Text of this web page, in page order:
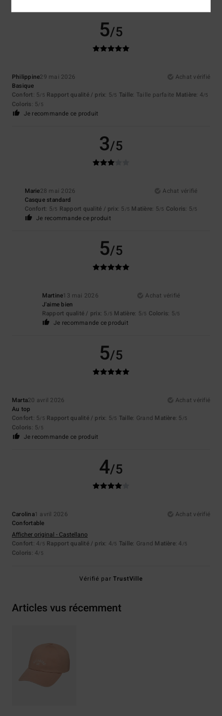
5/5
Philippine29 mai 2026
Achat vérifié
Basique
Confort: 5/5 Rapport qualité / prix: 5/5 Taille: Taille parfaite Matière: 4/5
Coloris: 5/5
Je recommande ce produit
3/5
Marie28 mai 2026
Achat vérifié
Casque standard
Confort: 5/5 Rapport qualité / prix: 5 /5 Matière: 5/5 Coloris: 5/5
Je recommande ce produit
5/5
Martine13 mai 2026
Achat vérifié
J'aime bien
Rapport qualité / prix: 5 /5 Matière: 5/5 Coloris: 5/5
Je recommande ce produit
5/5
Marta20 avril 2026
Achat vérifié
Au top
Confort: 5/5 Rapport qualité / prix: 5/5 Taille: Grand Matière: 5 /5
Coloris: 5/5
Je recommande ce produit
4/5
Carolina1 avril 2026
Achat vérifié
Confortable
Afficher original - Castellano
Confort: 4/5 Rapport qualité / prix: 4/5 Taille: Grand Matière: 4 /5
Coloris: 4/5
Vérifié parTrustVille
Articles vus récemment